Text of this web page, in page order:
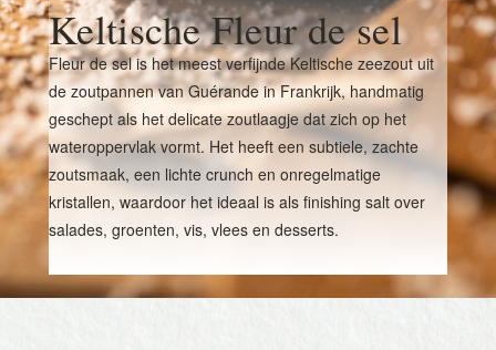
Keltische Fleur de sel
Fleur de sel is het meest verfijnde Keltische zeezout uit
de zoutpannen van Guérande in Frankrijk, handmatig
geschept als het delicate zoutlaagje dat zich op het
wateroppervlak vormt. Het heeft een subtiele, zachte
zoutsmaak, een lichte crunch en onregelmatige
kristallen, waardoor het ideaal is als finishing salt over
salades, groenten, vis, vlees en desserts.